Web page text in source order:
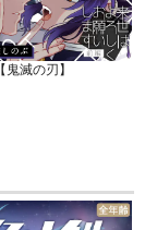
【鬼滅の刃】